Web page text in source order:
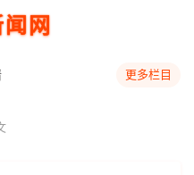
网
更多栏目